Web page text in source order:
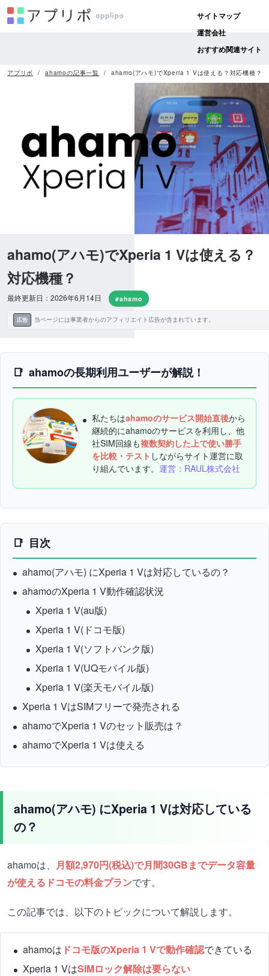
サイトマップ
運営会社
おすすめ関連サイト
アプリポ ahamoの記事一覧 ahamo(アハモ)でXperia 1 Vは使える？対応機種？
ahamo(アハモ)でXperia 1 Vは使える？
対応機種？
最終更新日：2026年6月14日 #ahamo
広告 当ページには事業者からのアフィリエイト広告が含まれています。
ahamoの長期利用ユーザーが解説！
私たちはahamoのサービス開始直後から
継続的にahamoのサービスを利用し、他
社SIM回線も複数契約した上で使い勝手
を比較・テスト しながらサイト運営に取
り組んでいます。 運営：RAUL株式会社
目次
ahamo(アハモ) にXperia 1 Vは対応しているの？
ahamoのXperia 1 V動作確認状況
Xperia 1 V(au版)
Xperia 1 V(ドコモ版)
Xperia 1 V(ソフトバンク版)
Xperia 1 V(UQモバイル版)
Xperia 1 V(楽天モバイル版)
Xperia 1 VはSIMフリーで発売される
ahamoでXperia 1 Vのセット販売は？
ahamoでXperia 1 Vは使える
ahamo(アハモ) にXperia 1 Vは対応している
の？
ahamoは、 月額2,970円(税込)で月間30GBまでデータ容量
が使えるドコモの料金プランです。
この記事では、以下のトピックについて解説します。
ahamoは ドコモ版のXperia 1 Vで動作確認できている
Xperia 1 VはSIMロック解除は要らない